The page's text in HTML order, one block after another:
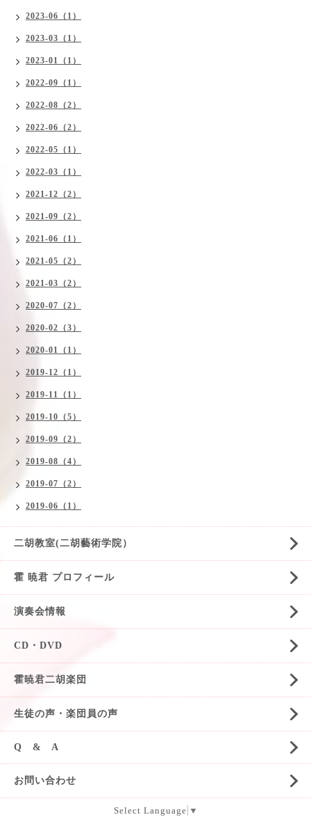
2023-06（1）
2023-03（1）
2023-01（1）
2022-09（1）
2022-08（2）
2022-06（2）
2022-05（1）
2022-03（1）
2021-12（2）
2021-09（2）
2021-06（1）
2021-05（2）
2021-03（2）
2020-07（2）
2020-02（3）
2020-01（1）
2019-12（1）
2019-11（1）
2019-10（5）
2019-09（2）
2019-08（4）
2019-07（2）
2019-06（1）
二胡教室(二胡藝術学院）
霍 暁君 プロフィール
演奏会情報
CD・DVD
霍暁君二胡楽団
生徒の声・楽団員の声
Q & A
お問い合わせ
Select Language ▼